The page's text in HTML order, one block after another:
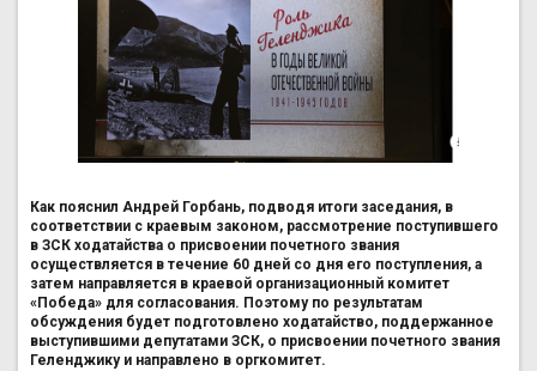
Как пояснил Андрей Горбань, подводя итоги заседания, в
соответствии с краевым законом, рассмотрение поступившего
в ЗСК ходатайства о присвоении почетного звания
осуществляется в течение 60 дней со дня его поступления, а
затем направляется в краевой организационный комитет
«Победа» для согласования. Поэтому по результатам
обсуждения будет подготовлено ходатайство, поддержанное
выступившими депутатами ЗСК, о присвоении почетного звания
Геленджику и направлено в оргкомитет.